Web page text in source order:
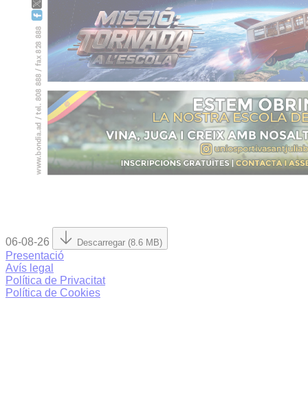
06-08-26 Descarregar (8.6 MB)
Presentació
Avís legal
Política de Privacitat
Política de Cookies